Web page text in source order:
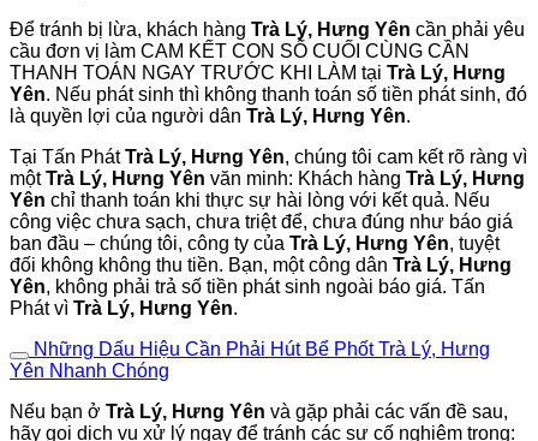
Để tránh bị lừa, khách hàng Trà Lý, Hưng Yên cần phải yêu
cầu đơn vị làm CAM KẾT CON SỐ CUỐI CÙNG CẦN
THANH TOÁN NGAY TRƯỚC KHI LÀM tại Trà Lý, Hưng
Yên. Nếu phát sinh thì không thanh toán số tiền phát sinh, đó
là quyền lợi của người dân Trà Lý, Hưng Yên.
Tại Tấn PhátTrà Lý, Hưng Yên, chúng tôi cam kết rõ ràng vì
mộtTrà Lý, Hưng Yên văn minh: Khách hàng Trà Lý, Hưng
Yên chỉ thanh toán khi thực sự hài lòng với kết quả. Nếu
công việc chưa sạch, chưa triệt để, chưa đúng như báo giá
ban đầu – chúng tôi, công ty của Trà Lý, Hưng Yên, tuyệt
đối không không thu tiền. Bạn, một công dân Trà Lý, Hưng
Yên, không phải trả số tiền phát sinh ngoài báo giá. Tấn
Phát vì Trà Lý, Hưng Yên.
Những Dấu Hiệu Cần Phải Hút Bể Phốt Trà Lý, Hưng
Yên Nhanh Chóng
Nếu bạn ở Trà Lý, Hưng Yên và gặp phải các vấn đề sau,
hãy gọi dịch vụ xử lý ngay để tránh các sự cố nghiêm trọng: